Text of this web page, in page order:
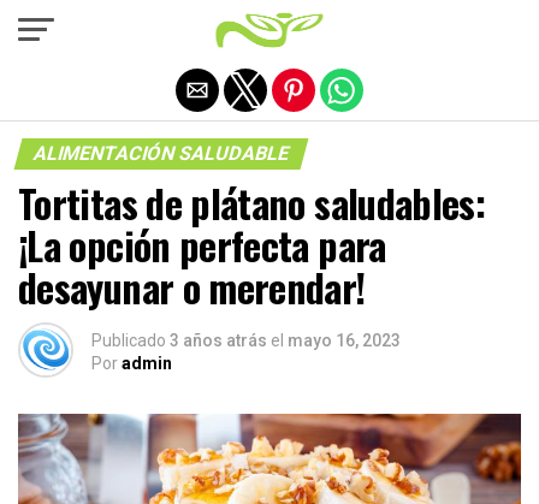
ALIMENTACIÓN SALUDABLE
Tortitas de plátano saludables:
¡La opción perfecta para
desayunar o merendar!
Publicado 3 años atrás el mayo 16, 2023
Poradmin
Salir de la versión móvil